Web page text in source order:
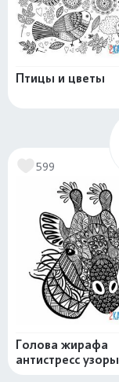
Птицы и цветы
599
Голова жирафа
антистресс узоры